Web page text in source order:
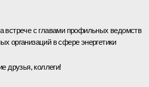
встрече с главами профильных ведомств
организаций в сфере энергетики
друзья, коллеги!